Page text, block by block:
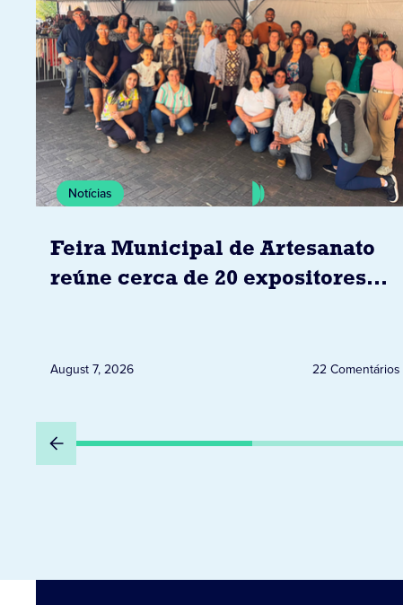
Notícias
Feira Municipal de Artesanato
reúne cerca de 20 expositores
August 7, 2026 22 Comentários